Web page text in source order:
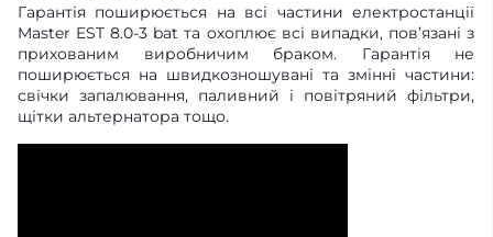
Гарантія поширюється на всі частини електростанції
Master EST 8.0-3 bat та охоплює всі випадки, пов’язані з
прихованим виробничим браком. Гарантія не
поширюється на швидкозношувані та змінні частини:
свічки запалювання, паливний і повітряний фільтри,
щітки альтернатора тощо.